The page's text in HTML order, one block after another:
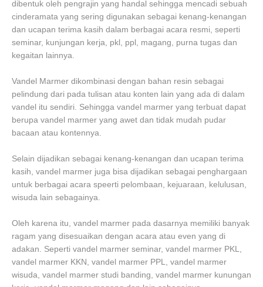
dibentuk oleh pengrajin yang handal sehingga mencadi sebuah
cinderamata yang sering digunakan sebagai kenang-kenangan
dan ucapan terima kasih dalam berbagai acara resmi, seperti
seminar, kunjungan kerja, pkl, ppl, magang, purna tugas dan
kegaitan lainnya.
Vandel Marmer dikombinasi dengan bahan resin sebagai
pelindung dari pada tulisan atau konten lain yang ada di dalam
vandel itu sendiri. Sehingga vandel marmer yang terbuat dapat
berupa vandel marmer yang awet dan tidak mudah pudar
bacaan atau kontennya.
Selain dijadikan sebagai kenang-kenangan dan ucapan terima
kasih, vandel marmer juga bisa dijadikan sebagai penghargaan
untuk berbagai acara speerti pelombaan, kejuaraan, kelulusan,
wisuda lain sebagainya.
Oleh karena itu, vandel marmer pada dasarnya memiliki banyak
ragam yang disesuaikan dengan acara atau even yang di
adakan. Seperti vandel marmer seminar, vandel marmer PKL,
vandel marmer KKN, vandel marmer PPL, vandel marmer
wisuda, vandel marmer studi banding, vandel marmer kunungan